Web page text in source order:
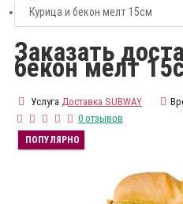
Курица и бекон мелт 15см
Заказать
бекон мелт
Услуга Доставка SUBWAY
0 отзывов
ПОПУЛЯРНО